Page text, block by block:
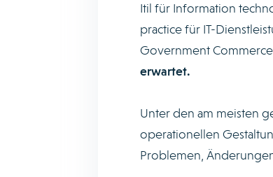
Itil für Information
practice für IT-
Government
erwartet.
Unter den am meisten
operationellen
Problemen,